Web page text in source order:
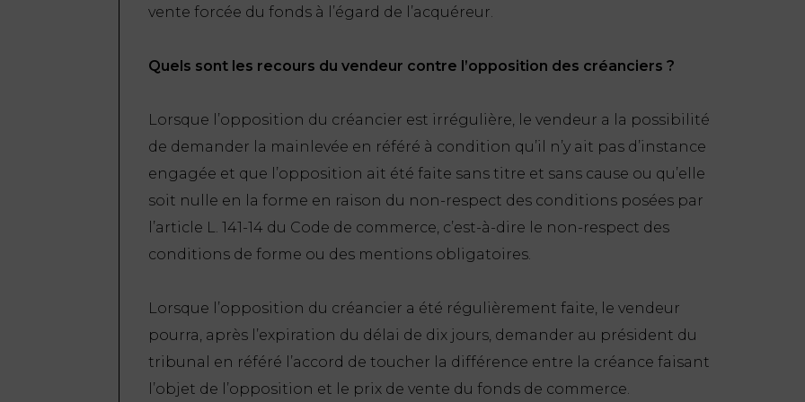
vente forcée du fonds à l’égard de l’acquéreur.
Quels sont les recours du vendeur contre l’opposition des créanciers ?
Lorsque l’opposition du créancier est irrégulière, le vendeur a la possibilité
de demander la mainlevée en référé à condition qu’il n’y ait pas d’instance
engagée et que l’opposition ait été faite sans titre et sans cause ou qu’elle
soit nulle en la forme en raison du non-respect des conditions posées par
l’article L. 141-14 du Code de commerce, c’est-à-dire le non-respect des
conditions de forme ou des mentions obligatoires.
Lorsque l’opposition du créancier a été régulièrement faite, le vendeur
pourra, après l’expiration du délai de dix jours, demander au président du
tribunal en référé l’accord de toucher la différence entre la créance faisant
l’objet de l’opposition et le prix de vente du fonds de commerce.